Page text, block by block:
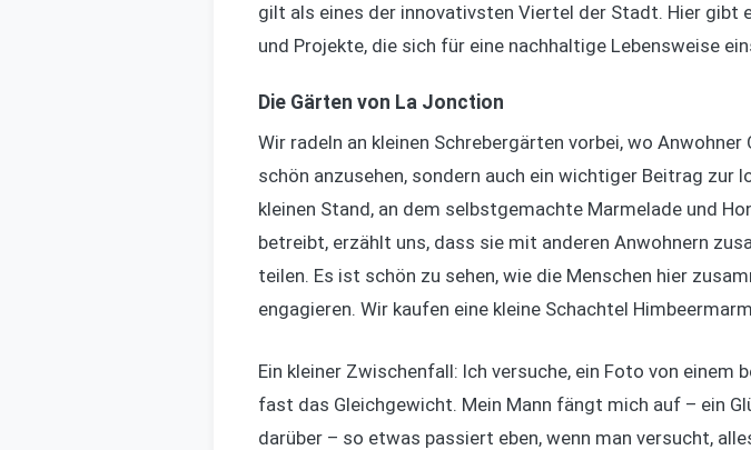
gilt als eines der innovativsten Viertel der Stadt. Hier
und Projekte, die sich für eine nachhaltige Lebensweise
Die Gärten von La Jonction
Wir radeln an kleinen Schrebergärten vorbei, wo
schön anzusehen, sondern auch ein wichtiger Beitrag zur
kleinen Stand, an dem selbstgemachte Marmelade und
betreibt, erzählt uns, dass sie mit anderen Anwohnern
teilen. Es ist schön zu sehen, wie die Menschen hier
engagieren. Wir kaufen eine kleine Schachtel
Ein kleiner Zwischenfall: Ich versuche, ein Foto von einem
fast das Gleichgewicht. Mein Mann fängt mich auf – ein
darüber – so etwas passiert eben, wenn man versucht,